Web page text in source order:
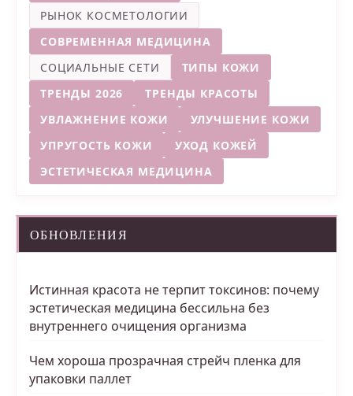
РЫНОК КОСМЕТОЛОГИИ
СОВРЕМЕННАЯ МЕДИЦИНА
СОЦИАЛЬНЫЕ СЕТИ
ТИПЫ КОЖИ
ТРЕНДЫ 2026
ТРЕНДЫ КРАСОТЫ
УВЛАЖНЕНИЕ КОЖИ
УЛУЧШЕНИЕ КОЖИ
УПРУГОСТЬ КОЖИ
УХОД КОЖЕЙ
ЭСТЕТИЧЕСКАЯ МЕДИЦИНА
ОБНОВЛЕНИЯ
Истинная красота не терпит токсинов: почему
эстетическая медицина бессильна без
внутреннего очищения организма
Чем хороша прозрачная стрейч пленка для
упаковки паллет